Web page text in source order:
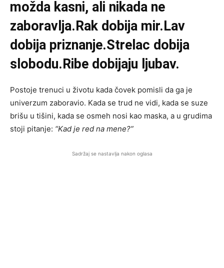
možda kasni, ali nikada ne
zaboravlja.Rak dobija mir.Lav
dobija priznanje.Strelac dobija
slobodu.Ribe dobijaju ljubav.
Postoje trenuci u životu kada čovek pomisli da ga je
univerzum zaboravio. Kada se trud ne vidi, kada se suze
brišu u tišini, kada se osmeh nosi kao maska, a u grudima
stoji pitanje: “Kad je red na mene?”
Sadržaj se nastavlja nakon oglasa